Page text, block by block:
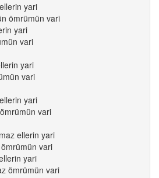
yari
ömrümün vari
yari
vari
yari
vari
yari
vari
ellerin yari
vari
yari
ömrümün vari